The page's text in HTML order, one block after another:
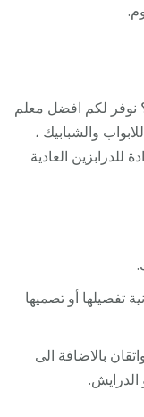
نوفر لكم افضل معلم
والشبابيك ،
العادية
تفصيلها أو تصميها
بالاضافة الى
الدرايش.